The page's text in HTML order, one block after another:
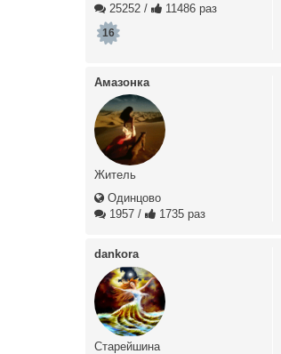
25252 / 11486 раз
16
Амазонка
Житель
Одинцово
1957 / 1735 раз
dankora
Старейшина